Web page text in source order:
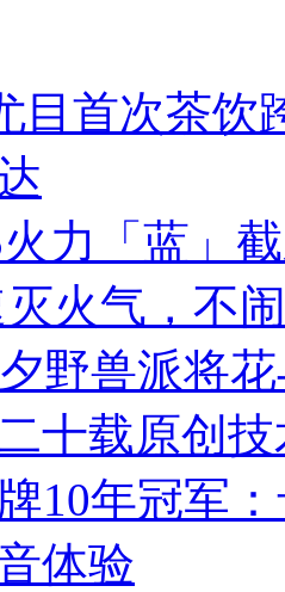
目首次茶饮
力「蓝」
火气，不
野兽派将
十载原创
10年冠军
体验